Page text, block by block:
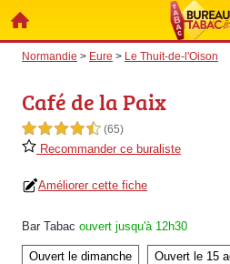
Normandie > Eure > Le Thuit-de-l'Oison
Café de la Paix
4,5 étoiles sur 5 (65)
Recommander ce buraliste
Améliorer cette fiche
Bar Tabac ouvert jusqu'à 12h30
Ouvert le dimanche Ouvert le 15